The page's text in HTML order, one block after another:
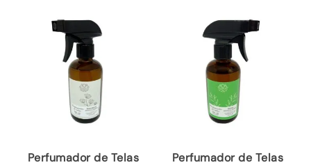
Perfumador de Telas
Perfumador de Telas